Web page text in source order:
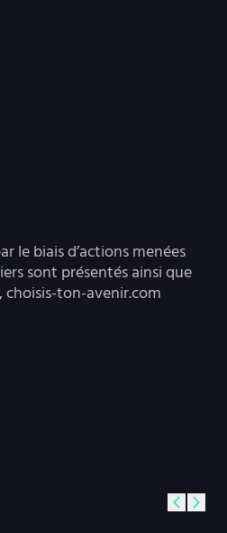
le biais d’actions menées
sont présentés ainsi que
choisis-ton-avenir.com